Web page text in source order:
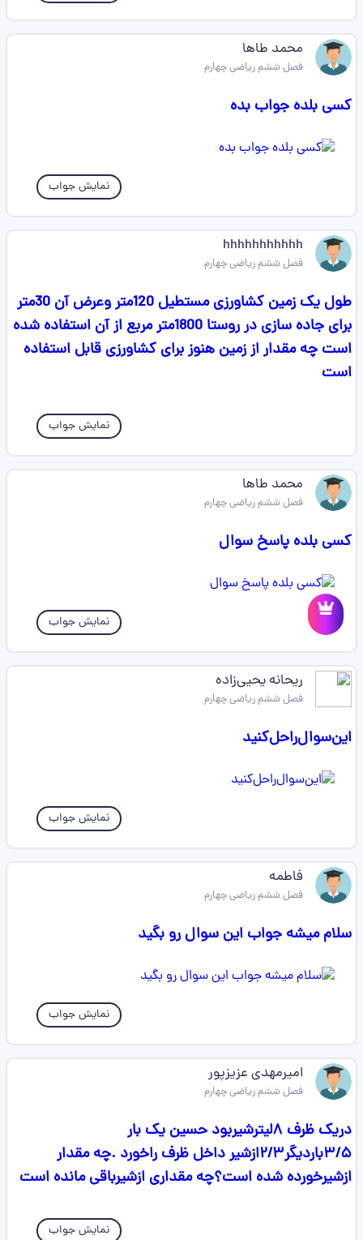
محمد طاها
فصل ششم ریاضی چهارم
کسی بلده جواب بده
نمایش جواب
hhhhhhhhhhh
فصل ششم ریاضی چهارم
طول یک زمین کشاورزی مستطیل 120متر وعرض آن 30متر
برای جاده سازی در روستا 1800متر مربع از آن استفاده شده
است چه مقدار از زمین هنوز برای کشاورزی قابل استفاده
است
نمایش جواب
محمد طاها
فصل ششم ریاضی چهارم
کسی بلده پاسخ سوال
نمایش جواب
ریحانه ‌یحیی‌زاده
فصل ششم ریاضی چهارم
‌این‌سوال‌را‌حل‌کنید
نمایش جواب
فاطمه
فصل ششم ریاضی چهارم
سلام میشه جواب این سوال رو بگید
نمایش جواب
امیرمهدی عزیزپور
فصل ششم ریاضی چهارم
دریک ظرف ۸لیترشیربود حسین یک بار
۳/۵باردیگر۲/۳ازشیر داخل ظرف راخورد .چه مقدار
ازشیرخورده شده است؟چه مقداری ازشیرباقی مانده است
نمایش جواب